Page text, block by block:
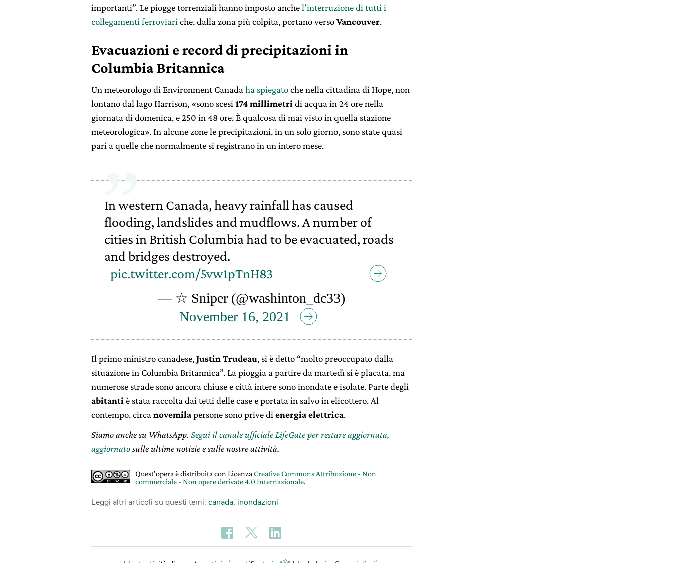
importanti”. Le piogge torrenziali hanno imposto anchel’interruzione di tutti i
collegamenti ferroviari che, dalla zona più colpita, portano versoVancouver.
Evacuazioni e record di precipitazioni in
Columbia Britannica
Un meteorologo di Environment Canada ha spiegatoche nella cittadina di Hope, non
lontano dal lago Harrison, «sono scesi 174 millimetri di acqua in 24 ore nella
giornata di domenica, e 250 in 48 ore. È qualcosa di mai visto in quella stazione
meteorologica». In alcune zone le precipitazioni, in un solo giorno, sono state quasi
pari a quelle che normalmente si registrano in un intero mese.
In western Canada, heavy rainfall has caused
flooding, landslides and mudflows. A number of
cities in British Columbia had to be evacuated, roads
and bridges destroyed.
pic.twitter.com/5vw1pTnH83
— ☆ Sniper (@washinton_dc33)
November 16, 2021
Il primo ministro canadese,Justin Trudeau, si è detto “molto preoccupato dalla
situazione in Columbia Britannica”. La pioggia a partire da martedì si è placata, ma
numerose strade sono ancora chiuse e città intere sono inondate e isolate. Parte degli
abitanti è stata raccolta dai tetti delle case e portata in salvo in elicottero. Al
contempo, circa novemilapersone sono prive di energia elettrica.
Siamo anche su WhatsApp. Segui il canale ufficiale LifeGate per restare aggiornata,
aggiornatosulle ultime notizie e sulle nostre attività.
Quest'opera è distribuita con Licenza Creative Commons Attribuzione - Non
commerciale - Non opere derivate 4.0 Internazionale.
Leggi altri articoli su questi temi: canada, inondazioni